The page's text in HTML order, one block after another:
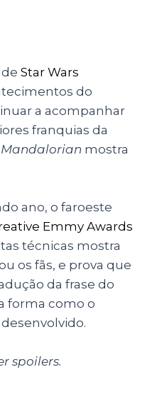
Star Wars
do
a acompanhar
franquias da
Mandalorian mostra
ano, o faroeste
Emmy Awards
técnicas mostra
os fãs, e prova que
da frase do
forma como o
spoilers.